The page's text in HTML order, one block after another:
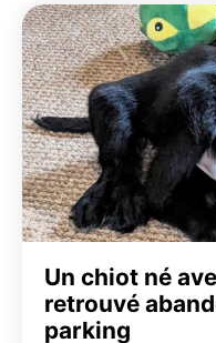
Un chiot né
retrouvé
parking